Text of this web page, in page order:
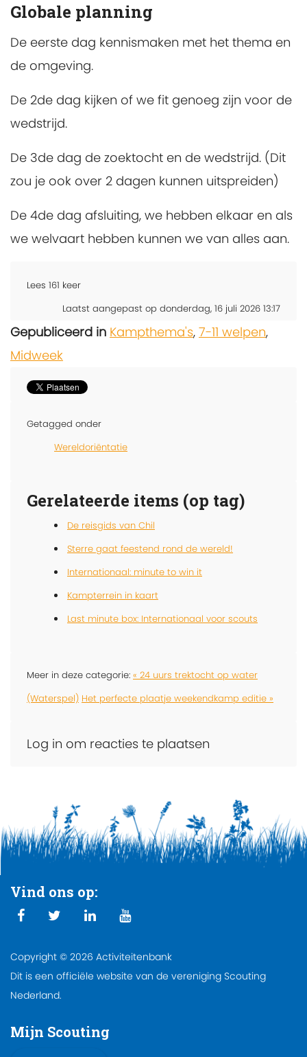
Globale planning
De eerste dag kennismaken met het thema en
de omgeving.
De 2de dag kijken of we fit genoeg zijn voor de
wedstrijd.
De 3de dag de zoektocht en de wedstrijd. (Dit
zou je ook over 2 dagen kunnen uitspreiden)
De 4de dag afsluiting, we hebben elkaar en als
we welvaart hebben kunnen we van alles aan.
Lees 161 keer
Laatst aangepast op donderdag, 16 juli 2026 13:17
Gepubliceerd in Kampthema's, 7-11 welpen,
Midweek
Getagged onder
Wereldoriëntatie
Gerelateerde items (op tag)
De reisgids van Chil
Sterre gaat feestend rond de wereld!
Internationaal: minute to win it
Kampterrein in kaart
Last minute box: Internationaal voor scouts
Meer in deze categorie: « 24 uurs trektocht op water
(Waterspel) Het perfecte plaatje weekendkamp editie »
Log in om reacties te plaatsen
Vind ons op:
Copyright © 2026 Activiteitenbank
Dit is een officiële website van de vereniging Scouting
Nederland.
Mijn Scouting